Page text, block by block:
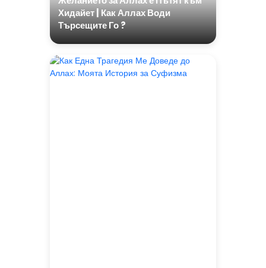
Хидайет | Как Аллах Води
Търсещите Го ?